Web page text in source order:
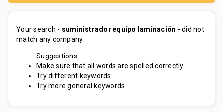
Your search - suministrador equipo laminación - did not
match any company.
Suggestions:
Make sure that all words are spelled correctly.
Try different keywords.
Try more general keywords.